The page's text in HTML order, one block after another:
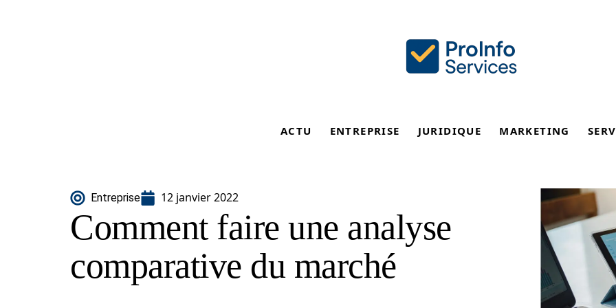
ACTU ENTREPRISE JURIDIQUE MARKETING
Entreprise 12 janvier 2022
Comment faire une analyse
comparative du marché